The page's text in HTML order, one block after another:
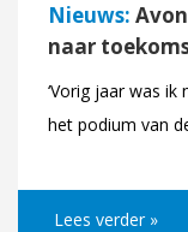
Nieuws:
naar
‘Vorig jaar was
het podium van
Lees verder »